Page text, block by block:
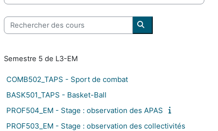
Rechercher des cours
Rechercher des cours
Semestre 5 de L3-EM
COMB502_TAPS - Sport de combat
BASK501_TAPS - Basket-Ball
PROF504_EM - Stage : observation des APAS
PROF503_EM - Stage : observation des collectivités